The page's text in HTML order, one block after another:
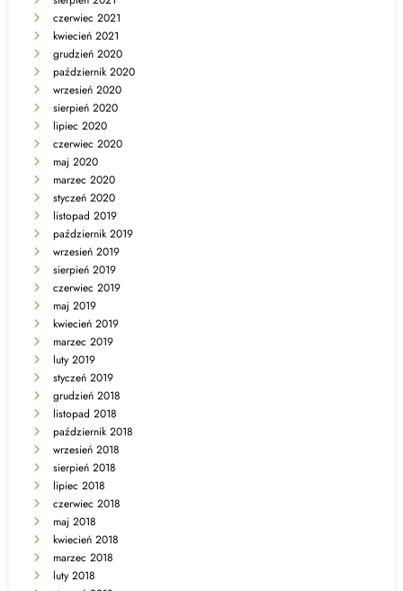
czerwiec 2021
kwiecień 2021
grudzień 2020
październik 2020
wrzesień 2020
sierpień 2020
lipiec 2020
czerwiec 2020
maj 2020
marzec 2020
styczeń 2020
listopad 2019
październik 2019
wrzesień 2019
sierpień 2019
czerwiec 2019
maj 2019
kwiecień 2019
marzec 2019
luty 2019
styczeń 2019
grudzień 2018
listopad 2018
październik 2018
wrzesień 2018
sierpień 2018
lipiec 2018
czerwiec 2018
maj 2018
kwiecień 2018
marzec 2018
luty 2018